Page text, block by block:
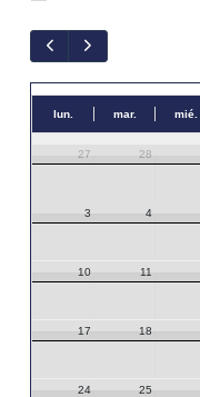
lun. mar. mié.
27 28
3 4
10 11
17 18
24 25